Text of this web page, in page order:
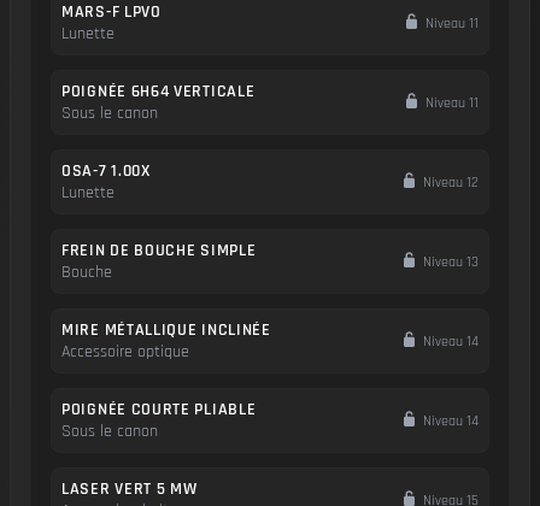
MARS-F LPVO
Lunette
Niveau 11
POIGNÉE 6H64 VERTICALE
Sous le canon
Niveau 11
OSA-7 1.00X
Lunette
Niveau 12
FREIN DE BOUCHE SIMPLE
Bouche
Niveau 13
MIRE MÉTALLIQUE INCLINÉE
Accessoire optique
Niveau 14
POIGNÉE COURTE PLIABLE
Sous le canon
Niveau 14
LASER VERT 5 MW
Niveau 15